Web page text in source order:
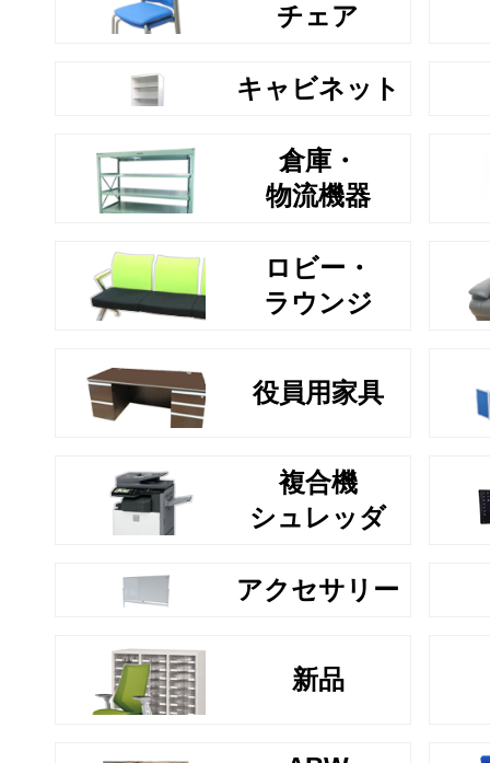
チェア
キャビネット
倉庫・
物流機器
ロビー・
ラウンジ
役員用家具
複合機
シュレッダ
アクセサリー
新品